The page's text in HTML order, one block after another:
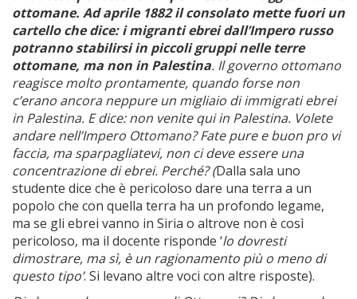
ottomane. Ad aprile 1882 il consolato mette fuori un
cartello che dice: i migranti ebrei dall’Impero russo
potranno stabilirsi in piccoli gruppi nelle terre
ottomane, ma non in Palestina. Il governo ottomano
reagisce molto prontamente, quando forse non
c’erano ancora neppure un migliaio di immigrati ebrei
in Palestina. E dice: non venite qui in Palestina. Volete
andare nell’Impero Ottomano? Fate pure e buon pro vi
faccia, ma sparpagliatevi, non ci deve essere una
concentrazione di ebrei. Perché? (Dalla sala uno
studente dice che è pericoloso dare una terra a un
popolo che con quella terra ha un profondo legame,
ma se gli ebrei vanno in Siria o altrove non è così
pericoloso, ma il docente risponde ‘lo dovresti
dimostrare, ma sì, è un ragionamento più o meno di
questo tipo’. Si levano altre voci con altre risposte).